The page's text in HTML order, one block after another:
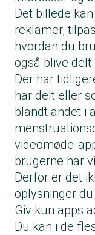
Det billede
reklamer,
hvordan du
også blive
Der har
har delt eller
blandt andet i
videomøde-
brugerne har
Derfor er det
oplysninger
Giv kun apps
Du kan i de